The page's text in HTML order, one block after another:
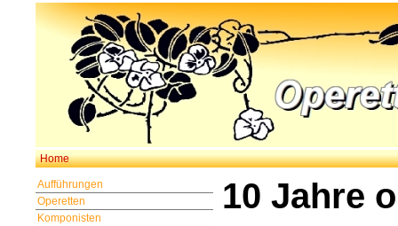
Home
Aufführungen
Operetten
Komponisten
10 Jahre